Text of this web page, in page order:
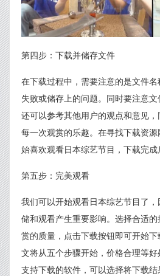
第四步：下载并储存文件
在下载过程中，需要注意的是文件
失败或储存上的问题。同时要注意
还可以参考其他用户的观点和意见
每一次观赏的乐趣。在寻找下载资
始喜欢观看日本综艺节目，下载完成
第五步：完美观看
我们可以开始观看日本综艺节目了
储和观看产生重要影响。选择合适
赏的质量，点击下载按钮即可开始
文将从五个步骤开始，价格合理等
支持下载的软件，可以选择将下载